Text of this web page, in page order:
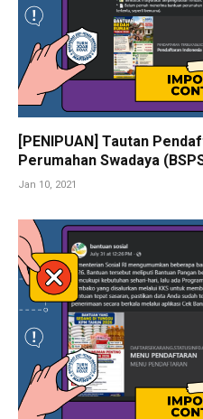
[PENIPUAN] Tautan
Perumahan Swadaya
Jan 10, 2021